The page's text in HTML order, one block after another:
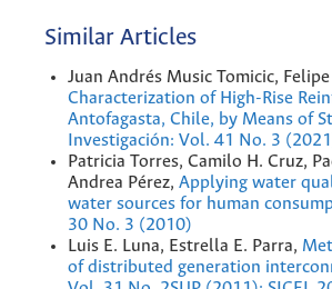
Similar Articles
Juan Andrés Music Tomicic,
Characterization of High-Rise
Antofagasta, Chile, by Means of
Investigación: Vol. 41 No. 3
Patricia Torres, Camilo H. Cruz,
Andrea Pérez, Applying water
water sources for human
30 No. 3 (2010)
Luis E. Luna, Estrella E. Parra,
of distributed generation